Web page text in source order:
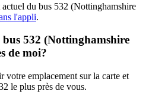
du bus 532 (Nottinghamshire
l'appli.
bus 532 (Nottinghamshire
de moi?
votre emplacement sur la carte et
le plus près de vous.